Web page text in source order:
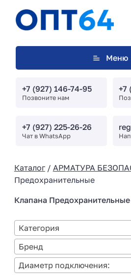
Меню
+7 (927) 146-74-95
Позвоните нам
+7
+7 (927) 225-26-26
Чат в WhatsApp
Каталог/ АРМАТУРА
Предохранительные
Клапана Предохранительные
Категория
Бренд
Диаметр подключения: